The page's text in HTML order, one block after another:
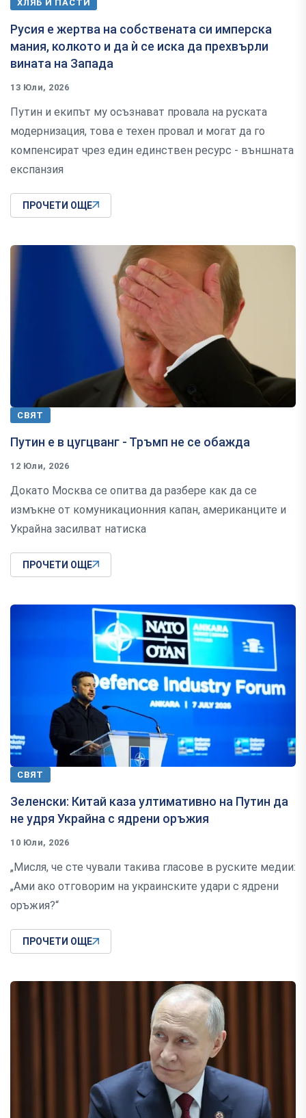
ХЛЯБ И ПАСТИ
Русия е жертва на собствената си имперска
мания, колкото и да ѝ се иска да прехвърли
вината на Запада
13 Юли, 2026
Путин и екипът му осъзнават провала на руската
модернизация, това е техен провал и могат да го
компенсират чрез един единствен ресурс - външната
експанзия
ПРОЧЕТИ ОЩЕ
СВЯТ
Путин е в цугцванг - Тръмп не се обажда
12 Юли, 2026
Докато Москва се опитва да разбере как да се
измъкне от комуникационния капан, американците и
Украйна засилват натиска
ПРОЧЕТИ ОЩЕ
СВЯТ
Зеленски: Китай каза ултимативно на Путин да
не удря Украйна с ядрени оръжия
10 Юли, 2026
„Мисля, че сте чували такива гласове в руските медии:
„Ами ако отговорим на украинските удари с ядрени
оръжия?“
ПРОЧЕТИ ОЩЕ